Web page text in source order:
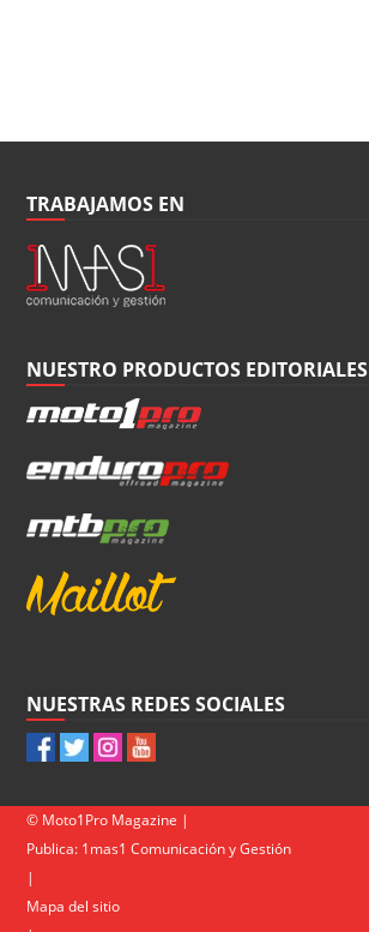
TRABAJAMOS EN
NUESTRO PRODUCTOS EDITORIALES
NUESTRAS REDES SOCIALES
© Moto1Pro Magazine |
Publica: 1mas1 Comunicación y Gestión
|
Mapa del sitio